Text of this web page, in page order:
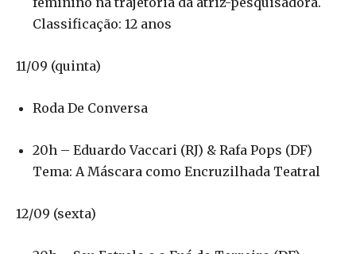
Classificação: 12 anos
11/09 (quinta)
Roda De Conversa
20h – Eduardo Vaccari (RJ) & Rafa Pops (DF)
Tema: A Máscara como Encruzilhada Teatral
12/09 (sexta)